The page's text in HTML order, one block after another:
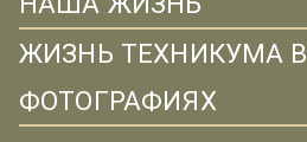
ЖИЗНЬ ТЕХНИКУМА В
ФОТОГРАФИЯХ